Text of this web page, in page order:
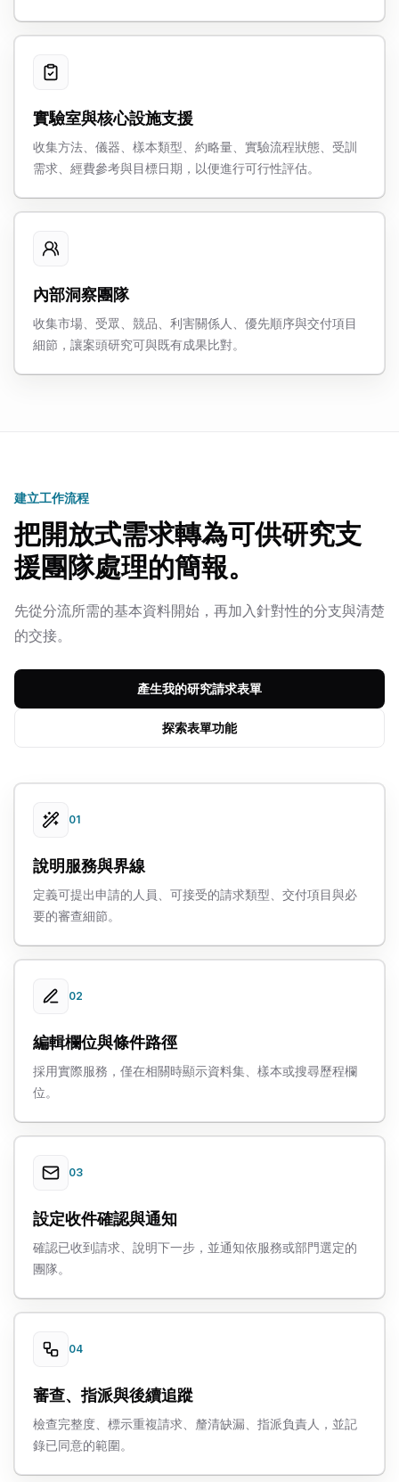
實驗室與核心設施支援
收集方法、儀器、樣本類型、約略量、實驗流程狀態、受訓
需求、經費參考與目標日期，以便進行可行性評估。
內部洞察團隊
收集市場、受眾、競品、利害關係人、優先順序與交付項目
細節，讓案頭研究可與既有成果比對。
建立工作流程
把開放式需求轉為可供研究支
援團隊處理的簡報。
先從分流所需的基本資料開始，再加入針對性的分支與清楚
的交接。
產生我的研究請求表單
探索表單功能
01
說明服務與界線
定義可提出申請的人員、可接受的請求類型、交付項目與必
要的審查細節。
02
編輯欄位與條件路徑
採用實際服務，僅在相關時顯示資料集、樣本或搜尋歷程欄
位。
03
設定收件確認與通知
確認已收到請求、說明下一步，並通知依服務或部門選定的
團隊。
04
審查、指派與後續追蹤
檢查完整度、標示重複請求、釐清缺漏、指派負責人，並記
錄已同意的範圍。